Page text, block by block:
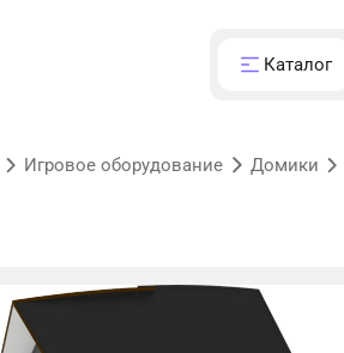
Каталог
Игровое оборудование Домики